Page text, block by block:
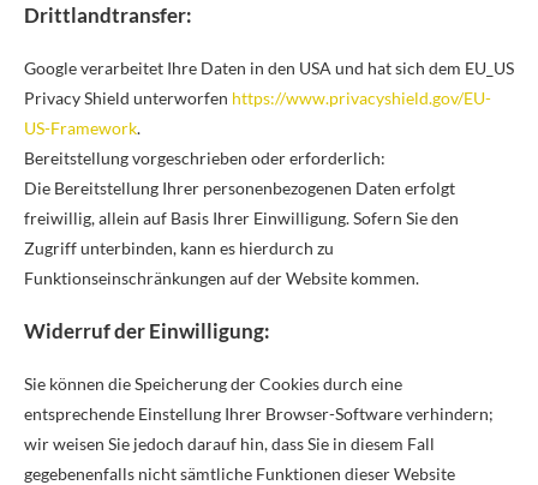
Drittlandtransfer:
Google verarbeitet Ihre Daten in den USA und hat sich dem EU_US
Privacy Shield unterworfen https://www.privacyshield.gov/EU-
US-Framework.
Bereitstellung vorgeschrieben oder erforderlich:
Die Bereitstellung Ihrer personenbezogenen Daten erfolgt
freiwillig, allein auf Basis Ihrer Einwilligung. Sofern Sie den
Zugriff unterbinden, kann es hierdurch zu
Funktionseinschränkungen auf der Website kommen.
Widerruf der Einwilligung:
Sie können die Speicherung der Cookies durch eine
entsprechende Einstellung Ihrer Browser-Software verhindern;
wir weisen Sie jedoch darauf hin, dass Sie in diesem Fall
gegebenenfalls nicht sämtliche Funktionen dieser Website